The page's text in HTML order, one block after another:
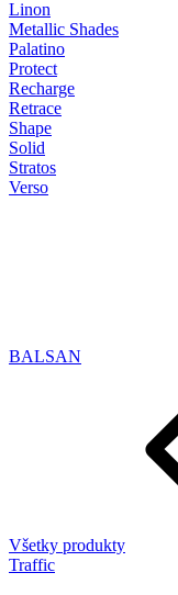
Linon
Metallic Shades
Palatino
Protect
Recharge
Retrace
Shape
Solid
Stratos
Verso
BALSAN
Všetky produkty
Traffic